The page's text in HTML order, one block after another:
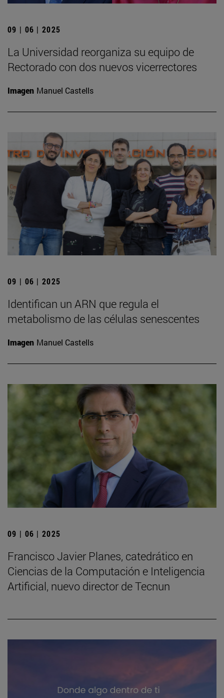
09 | 06 | 2025
La Universidad reorganiza su equipo de
Rectorado con dos nuevos vicerrectores
Imagen Manuel Castells
09 | 06 | 2025
Identifican un ARN que regula el
metabolismo de las células senescentes
Imagen Manuel Castells
09 | 06 | 2025
Francisco Javier Planes, catedrático en
Ciencias de la Computación e Inteligencia
Artificial, nuevo director de Tecnun